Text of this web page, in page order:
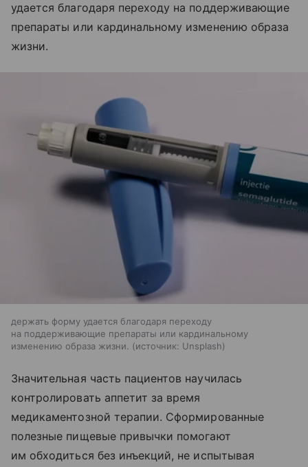
удается благодаря переходу на поддерживающие
препараты или кардинальному изменению образа
жизни.
держать форму удается благодаря переходу
на поддерживающие препараты или кардинальному
изменению образа жизни.
источник: Unsplash
Значительная часть пациентов научилась
контролировать аппетит за время
медикаментозной терапии. Сформированные
полезные пищевые привычки помогают
им обходиться без инъекций, не испытывая